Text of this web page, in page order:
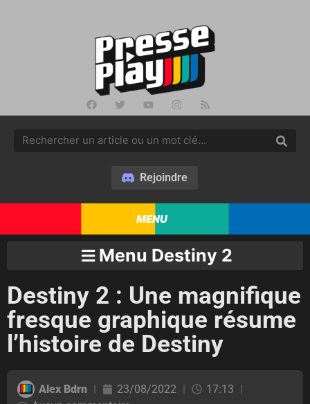
Rejoindre
MENU
Menu Destiny 2
Destiny 2 : Une magnifique
fresque graphique résume
l’histoire de Destiny
Alex Bdrn 23/08/2022
17:13